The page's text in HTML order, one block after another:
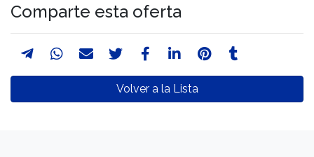
Comparte esta oferta
Volver a la Lista